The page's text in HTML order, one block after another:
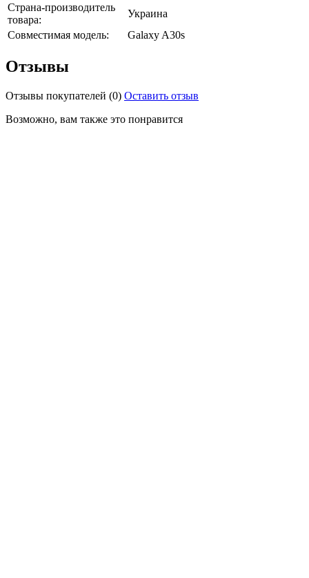
Страна-производитель
товара:
Украина
Совместимая модель:
Galaxy A30s
Отзывы
Отзывы покупателей (0) Оставить отзыв
Возможно, вам также это понравится